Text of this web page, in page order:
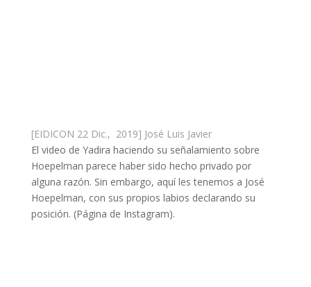
[EIDICON 22 Dic., 2019] José Luis Javier
El video de Yadira haciendo su señalamiento sobre
Hoepelman parece haber sido hecho privado por
alguna razón. Sin embargo, aquí les tenemos a José
Hoepelman, con sus propios labios declarando su
posición. (Página de Instagram).